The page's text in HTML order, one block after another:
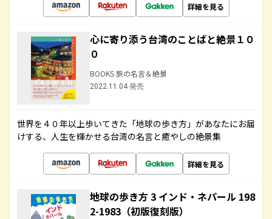
詳細を見る
心に寄り添う台湾のことばと絶景１０
０
BOOKS 旅の名言＆絶景
2022.11.04 発売
世界を４０年以上歩いてきた「地球の歩き方」があなたにお届
けする、人生を輝かせる台湾の名言と癒やしの絶景集
詳細を見る
地球の歩き方 3 インド・ネパール 198
2-1983（初版復刻版）